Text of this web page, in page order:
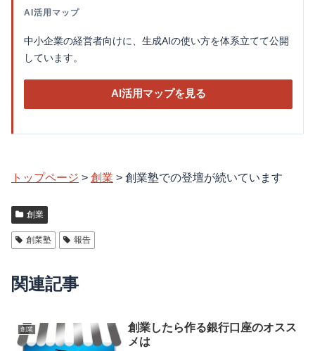
AI活用マップ
中小企業の経営者向けに、生成AIの使い方を体系立てて公開
しています。
AI活用マップを見る
トップページ > 創業 > 創業塾での登壇が続いています
創業
創業塾 報告
関連記事
創業
創業したら作る銀行口座のオスス
メは